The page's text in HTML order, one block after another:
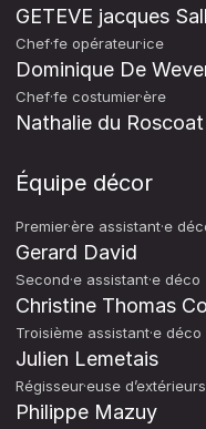
GETEVE jacques
Chef·fe opérateur·ice
Dominique De
Chef·fe costumier·ère
Nathalie du Roscoat
Équipe décor
Premier·ère assistant·e
Gerard David
Second·e assistant·e déco
Christine Thomas
Troisième assistant·e déco
Julien Lemetais
Régisseur·euse d’extérieurs
Philippe Mazuy